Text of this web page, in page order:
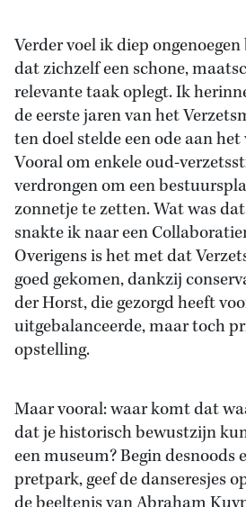
Verder voel ik diep
dat zichzelf een schone,
relevante taak oplegt. Ik
de eerste jaren van het
ten doel stelde een ode aan
Vooral om enkele oud-
verdrongen om een
zonnetje te zetten. Wat was
snakte ik naar een
Overigens is het met dat
goed gekomen, dankzij
der Horst, die gezorgd heeft
uitgebalanceerde, maar toch
opstelling.
Maar vooral: waar komt dat
dat je historisch bewustzijn
een museum? Begin desnoods
pretpark, geef de danseresjes